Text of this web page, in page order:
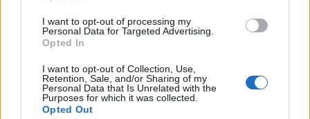
I want to opt-out of processing my
Personal Data for Targeted Advertising.
Opted In
I want to opt-out of Collection, Use,
Retention, Sale, and/or Sharing of my
Personal Data that Is Unrelated with the
Purposes for which it was collected.
Opted Out
ébredek fel éjszaka?
Pszichovital•2024. augusztus 05.
Az alvászavarok komoly hatással lehetnek az
életminőségre, a mentális és fizikai egészségre
egyaránt. Az alvás alapvető fontosságú a test és az